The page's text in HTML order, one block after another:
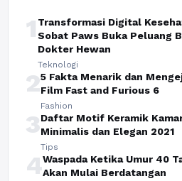
1 Transformasi Digital
Sobat Paws Buka Peluang
Dokter Hewan
Teknologi
25 Fakta Menarik dan
Film Fast and Furious 6
Fashion
3Daftar Motif Keramik
Minimalis dan Elegan 2021
Tips
4Waspada Ketika Umur 40
Akan Mulai Berdatangan